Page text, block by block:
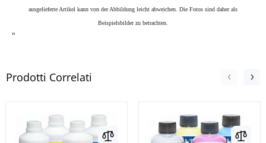
ausgelieferte Artikel kann von der Abbildung leicht abweichen. Die Fotos sind daher als
Beispielsbilder zu betrachten.
"
Prodotti Correlati